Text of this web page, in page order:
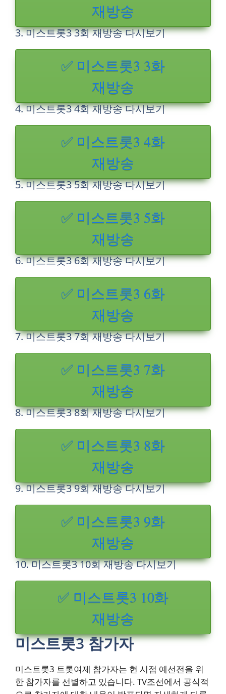
재방송
3. 미스트롯3 3회 재방송 다시보기
✅ 미스트롯3 3화
재방송
4. 미스트롯3 4회 재방송 다시보기
✅ 미스트롯3 4화
재방송
5. 미스트롯3 5회 재방송 다시보기
✅ 미스트롯3 5화
재방송
6. 미스트롯3 6회 재방송 다시보기
✅ 미스트롯3 6화
재방송
7. 미스트롯3 7회 재방송 다시보기
✅ 미스트롯3 7화
재방송
8. 미스트롯3 8회 재방송 다시보기
✅ 미스트롯3 8화
재방송
9. 미스트롯3 9회 재방송 다시보기
✅ 미스트롯3 9화
재방송
10. 미스트롯3 10회 재방송 다시보기
✅ 미스트롯3 10화
재방송
미스트롯3 참가자
미스트롯3 트롯여제 참가자는 현 시점 예선전을 위
한 참가자를 선별하고 있습니다. TV조선에서 공식적